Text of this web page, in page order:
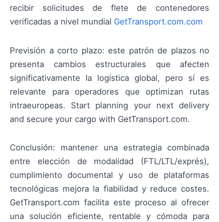
recibir solicitudes de flete de contenedores
verificadas a nivel mundial GetTransport.com.com
Previsión a corto plazo: este patrón de plazos no
presenta cambios estructurales que afecten
significativamente la logística global, pero sí es
relevante para operadores que optimizan rutas
intraeuropeas. Start planning your next delivery
and secure your cargo with GetTransport.com.
Conclusión: mantener una estrategia combinada
entre elección de modalidad (FTL/LTL/exprés),
cumplimiento documental y uso de plataformas
tecnológicas mejora la fiabilidad y reduce costes.
GetTransport.com facilita este proceso al ofrecer
una solución eficiente, rentable y cómoda para